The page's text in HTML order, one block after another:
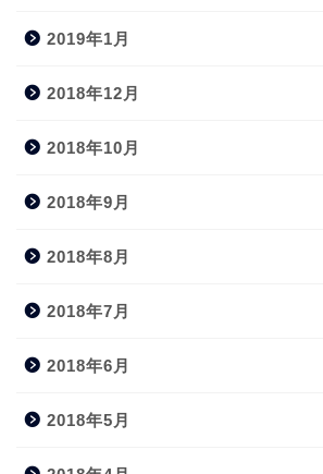
2019年1月
2018年12月
2018年10月
2018年9月
2018年8月
2018年7月
2018年6月
2018年5月